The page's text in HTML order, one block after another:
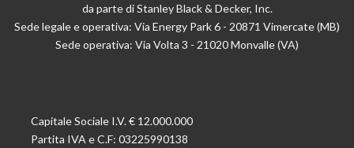
da parte di Stanley Black & Decker, Inc.
Sede legale e operativa: Via Energy Park 6 - 20871 Vimercate (MB)
Sede operativa: Via Volta 3 - 21020 Monvalle (VA)
Capitale Sociale I.V. € 12.000.000
Partita IVA e C.F: 03225990138